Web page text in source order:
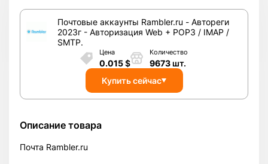
Почтовые аккаунты Rambler.ru - Автореги
2023г - Авторизация Web + POP3 / IMAP /
SMTP.
Цена
0.015$
Количество
9673 шт.
Купить сейчас
Описание товара
Почта Rambler.ru